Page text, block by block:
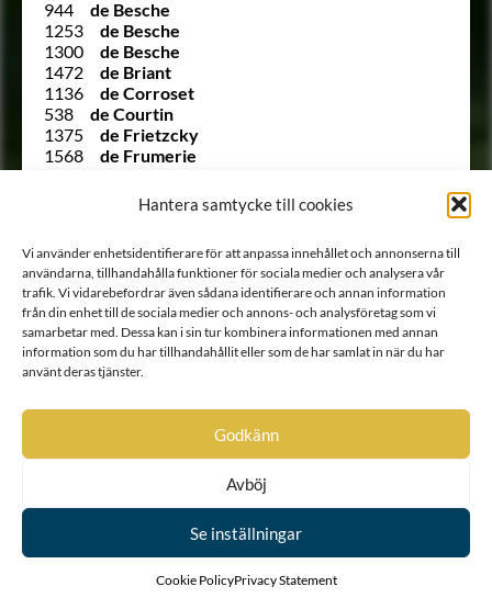
Hantera samtycke till cookies
Vi använder enhetsidentifierare för att anpassa innehållet och annonserna till
användarna, tillhandahålla funktioner för sociala medier och analysera vår
trafik. Vi vidarebefordrar även sådana identifierare och annan information
från din enhet till de sociala medier och annons- och analysföretag som vi
samarbetar med. Dessa kan i sin tur kombinera informationen med annan
information som du har tillhandahållit eller som de har samlat in när du har
använt deras tjänster.
Godkänn
Avböj
Se inställningar
Cookie PolicyPrivacy Statement
944
de Besche
1253
de Besche
1300
de Besche
1472
de Briant
1136
de Corroset
538
de Courtin
1375
de Frietzcky
1568
de Frumerie
Ointroducerad
Degerfeldt
von der Deilen
3
De la Gardie
917
de la Grange
1245
de la Grange
551
de Laignier
280
de la Motte
355
de Laval
de la Vallée
958
von Dellingshausen
von Dellvik
Derenthal
1507
de Silentz
von Dessein
Ointroducerad
Diederichs
Dieterich